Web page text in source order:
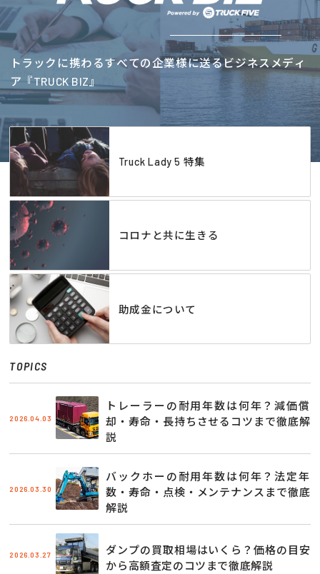
トラックに携わるすべての企業様に送るビジネスメディ
ア『TRUCK BIZ』
Truck Lady 5 特集
コロナと共に生きる
助成金について
TOPICS
2026.04.03
トレーラーの耐用年数は何年？減価償
却・寿命・長持ちさせるコツまで徹底解
説
2026.03.30
バックホーの耐用年数は何年？法定年
数・寿命・点検・メンテナンスまで徹底
解説
2026.03.27
ダンプの買取相場はいくら？価格の目安
から高額査定のコツまで徹底解説